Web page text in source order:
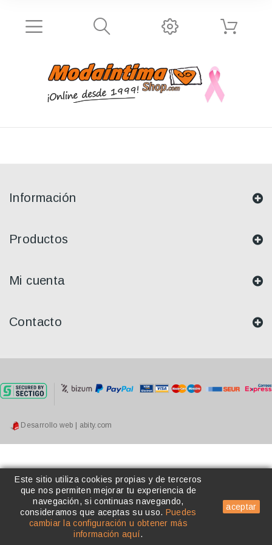
Este sitio utiliza cookies propias y de terceros
que nos permiten mejorar tu experiencia de
navegación, si continuas navegando,
consideramos que aceptas su uso. Puedes
cambiar la configuración u obtener más
información aquí.
aceptar
Información
Productos
Mi cuenta
Contacto
Desarrollo web | abity.com